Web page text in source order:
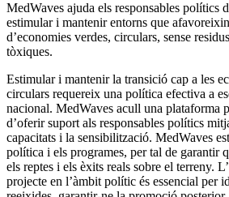
MedWaves ajuda els responsables polítics
estimular i mantenir entorns que
d’economies verdes, circulars, sense
tòxiques.
Estimular i mantenir la transició cap a les
circulars requereix una política efectiva a
nacional. MedWaves acull una plataforma
d’oferir suport als responsables polítics
capacitats i la sensibilització. MedWaves
política i els programes, per tal de garantir
els reptes i els èxits reals sobre el terreny.
projecte en l’àmbit polític és essencial per